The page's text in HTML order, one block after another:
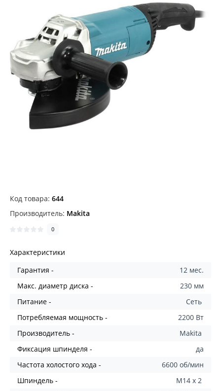
Код товара: 644
Производитель: Makita
0
Характеристики
Гарантия -
12 мес.
Макс. диаметр диска -
230 мм
Питание -
Сеть
Потребляемая мощность -
2200 Вт
Производитель -
Makita
Фиксация шпинделя -
да
Частота холостого хода -
6600 об/мин
Шпиндель -
M14 x 2